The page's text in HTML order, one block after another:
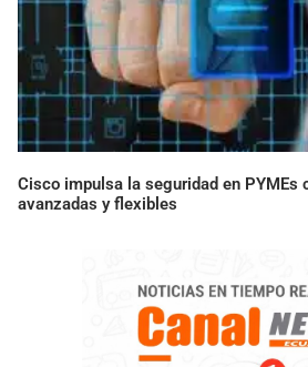
Cisco impulsa la seguridad en PYMEs
avanzadas y flexibles